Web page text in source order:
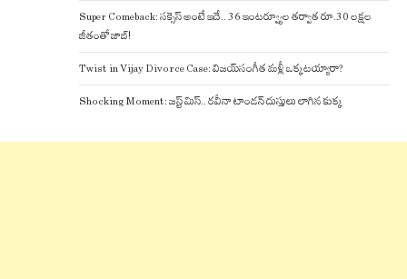
Super Comeback: సక్సెస్ అంటే ఇదే.. 36 ఇంటర్వ్యూల తర్వాత రూ.30 లక్షల
జీతంతో జాబ్!
Twist in Vijay Divorce Case: విజయ్-సంగీత మళ్లీ ఒక్కటయ్యారా?
Shocking Moment: జస్ట్ మిస్.. రవీనా టాండన్ దుస్తులు లాగిన కుక్క